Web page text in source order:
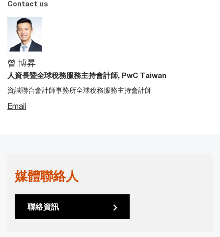
Contact us
曾 博昇
人資長暨全球稅務服務主持會計師, PwC Taiwan
資誠聯合會計師事務所全球稅務服務主持會計師
Email
媒體聯絡人
聯絡資訊